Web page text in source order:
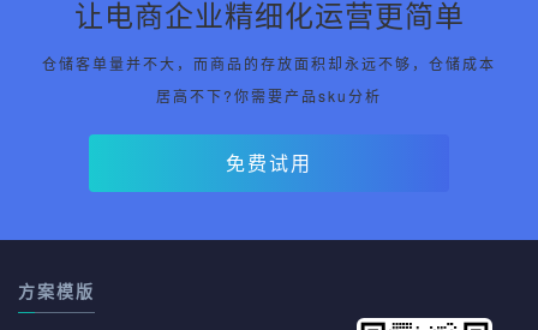
让电商企业精细化运营更简单
仓储客单量并不大，而商品的存放面积却永远不够，仓储成本
居高不下?你需要产品sku分析
免费试用
方案模版